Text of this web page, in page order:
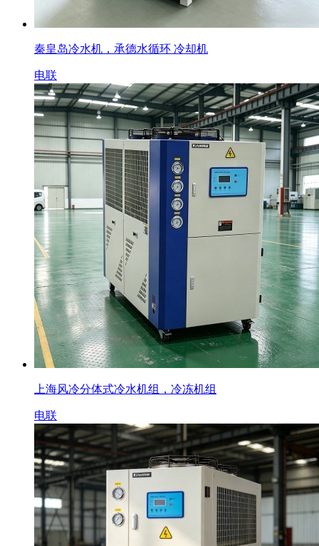
秦皇岛冷水机，承德水循环 冷却机
电联
上海风冷分体式冷水机组，冷冻机组
电联